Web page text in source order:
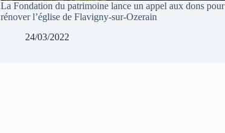
La Fondation du patrimoine lance un appel aux dons pour
rénover l’église de Flavigny-sur-Ozerain
24/03/2022